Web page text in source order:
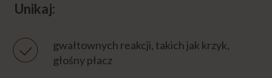
Unikaj:
gwałtownych reakcji, takich jak krzyk,
głośny płacz